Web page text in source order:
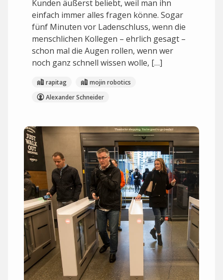
Kunden äußerst beliebt, weil man ihn
einfach immer alles fragen könne. Sogar
fünf Minuten vor Ladenschluss, wenn die
menschlichen Kollegen – ehrlich gesagt –
schon mal die Augen rollen, wenn wer
noch ganz schnell wissen wolle, […]
rapitag
mojin robotics
Alexander Schneider